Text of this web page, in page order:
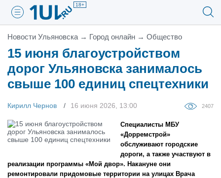
18+
Новости Ульяновска → Город онлайн → Общество
15 июня благоустройством
дорог Ульяновска занималось
свыше 100 единиц спецтехники
Кирилл Чернов 16 июня 2026, 13:00 2407
Cпециалисты МБУ
«Дорремстрой»
обслуживают городские
дороги, а также участвуют в
реализации программы «Мой двор». Накануне они
ремонтировали придомовые территории на улицах Врача